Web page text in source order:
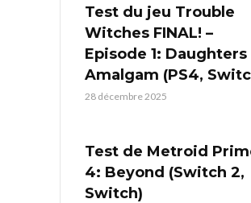
Test du jeu Trouble
Witches FINAL! –
Episode 1:
Amalgam (PS4,
28 décembre 2025
Test de Metroid
4: Beyond (Switch 2,
Switch)